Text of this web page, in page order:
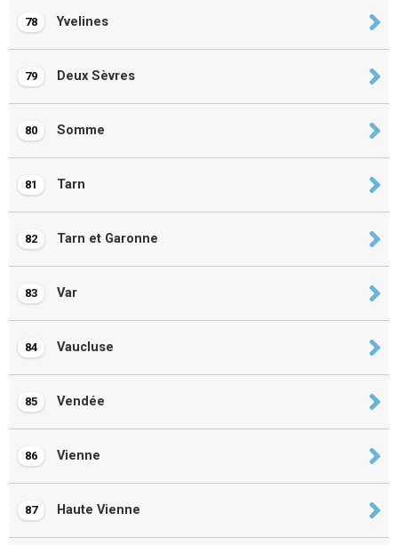
78 Yvelines
79 Deux Sèvres
80 Somme
81 Tarn
82 Tarn et Garonne
83 Var
84 Vaucluse
85 Vendée
86 Vienne
87 Haute Vienne